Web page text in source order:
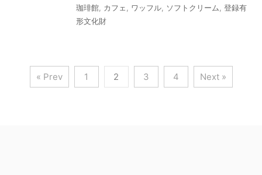
珈琲館, カフェ, ワッフル, ソフトクリーム, 登録有
形文化財
« Prev 1 2 3 4 Next »